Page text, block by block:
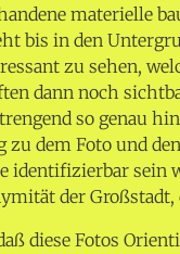
materielle
bis in den
zu sehen,
dann noch
so genau
zu dem Foto und
identifizierbar sein
der
diese Fotos